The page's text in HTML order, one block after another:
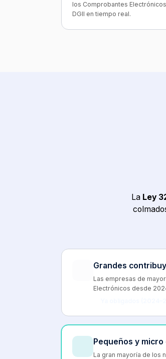
los Comprobantes
DGII en tiempo real.
La Ley
Grandes
Las empresas de
Electrónicos desde
Pequeños y
La gran mayoría de los